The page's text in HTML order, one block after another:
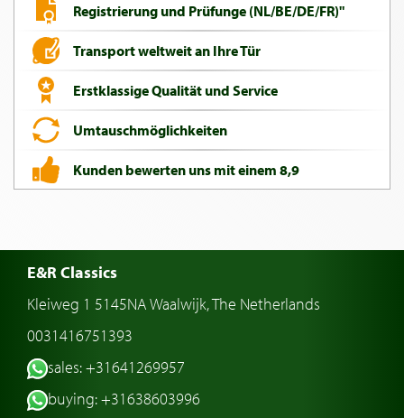
Registrierung und Prüfunge (NL/BE/DE/FR)"
Transport weltweit an Ihre Tür
Erstklassige Qualität und Service
Umtauschmöglichkeiten
Kunden bewerten uns mit einem 8,9
E&R Classics
Kleiweg 1 5145NA Waalwijk, The Netherlands
0031416751393
sales: +31641269957
buying: +31638603996